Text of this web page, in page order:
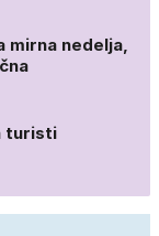
mirna nedelja,
turisti